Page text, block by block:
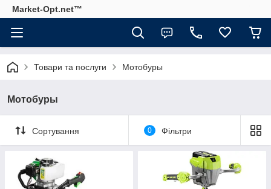
Market-Opt.net™
Товари та послуги Мотобуры
Мотобуры
Сортування 0 Фільтри